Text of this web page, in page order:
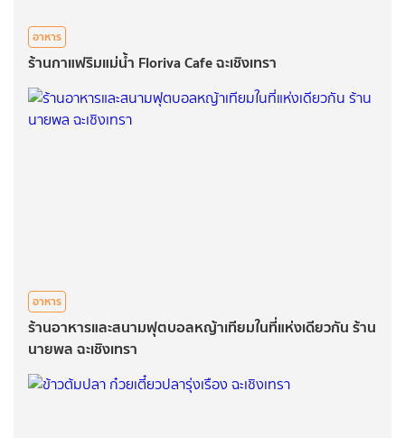
อาหาร
ร้านกาแฟริมแม่น้ำ Floriva Cafe ฉะเชิงเทรา
อาหาร
ร้านอาหารและสนามฟุตบอลหญ้าเทียมในที่แห่งเดียวกัน ร้าน
นายพล ฉะเชิงเทรา